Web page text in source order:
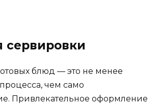
сервировки
блюд — это не менее
чем само
Привлекательное оформление